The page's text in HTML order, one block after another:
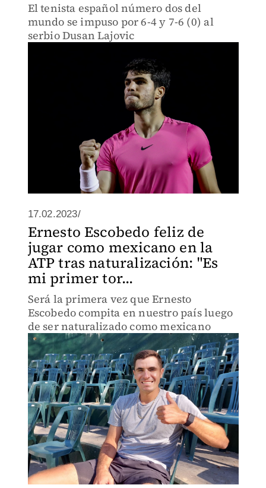
El tenista español número dos del
mundo se impuso por 6-4 y 7-6 (0) al
serbio Dusan Lajovic
17.02.2023/
Ernesto Escobedo feliz de
jugar como mexicano en la
ATP tras naturalización: "Es
mi primer tor...
Será la primera vez que Ernesto
Escobedo compita en nuestro país luego
de ser naturalizado como mexicano